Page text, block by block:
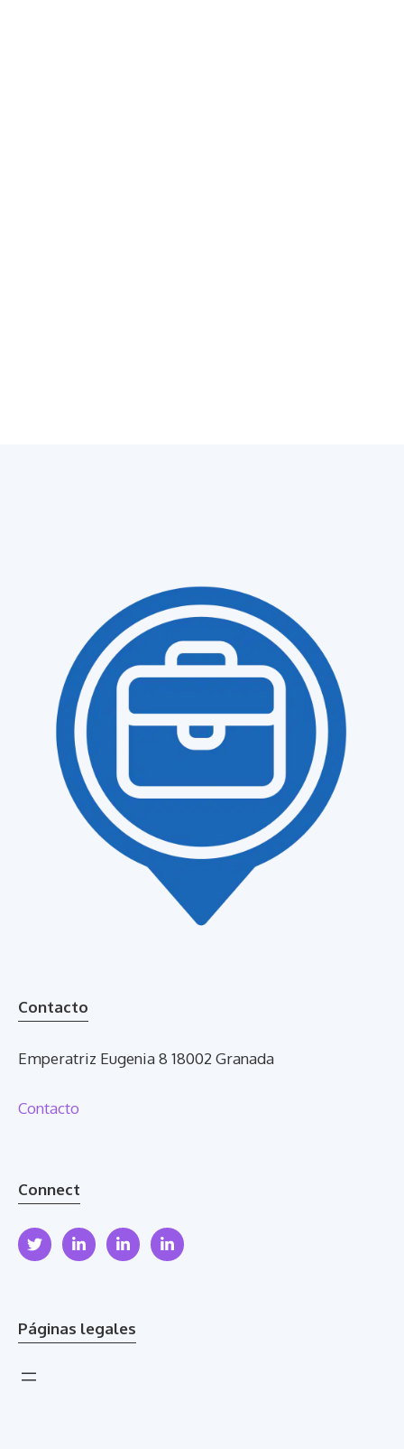
Contacto
Emperatriz Eugenia 8 18002 Granada
Contacto
Connect
Páginas legales